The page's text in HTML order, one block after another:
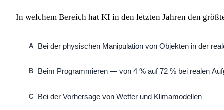
In welchem Bereich hat KI in den letzten Jahren den
A Bei der physischen Manipulation von Objekten in der
B Beim Programmieren — von 4 % auf 72 % bei realen
C Bei der Vorhersage von Wetter und Klimamodellen